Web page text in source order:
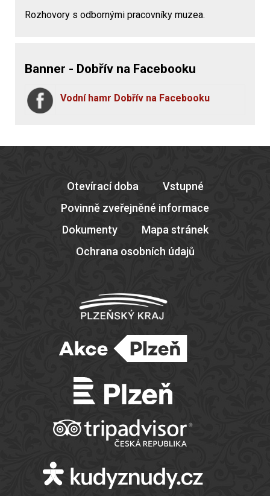
Rozhovory s odbornými pracovníky muzea.
Banner - Dobřív na Facebooku
Vodní hamr Dobřív na Facebooku
Otevírací doba
Vstupné
Povinně zveřejněné informace
Dokumenty
Mapa stránek
Ochrana osobních údajů